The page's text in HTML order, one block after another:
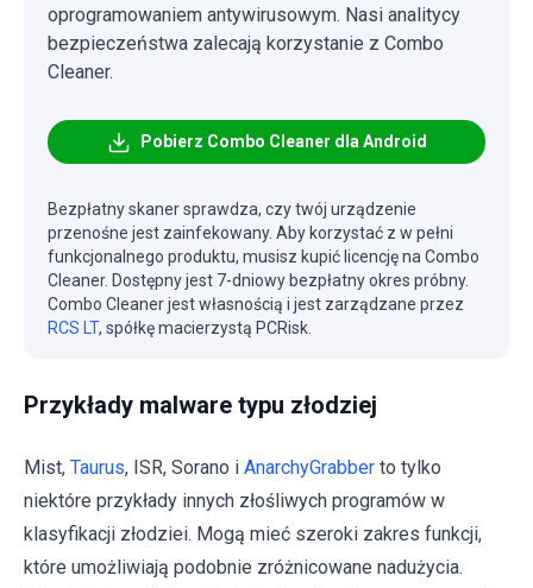
oprogramowaniem antywirusowym. Nasi analitycy
bezpieczeństwa zalecają korzystanie z Combo
Cleaner.
Pobierz Combo Cleaner dla Android
Bezpłatny skaner sprawdza, czy twój urządzenie
przenośne jest zainfekowany. Aby korzystać z w pełni
funkcjonalnego produktu, musisz kupić licencję na Combo
Cleaner. Dostępny jest 7-dniowy bezpłatny okres próbny.
Combo Cleaner jest własnością i jest zarządzane przez
RCS LT, spółkę macierzystą PCRisk.
Przykłady malware typu złodziej
Mist, Taurus, ISR, Sorano i AnarchyGrabber to tylko
niektóre przykłady innych złośliwych programów w
klasyfikacji złodziei. Mogą mieć szeroki zakres funkcji,
które umożliwiają podobnie zróżnicowane nadużycia.